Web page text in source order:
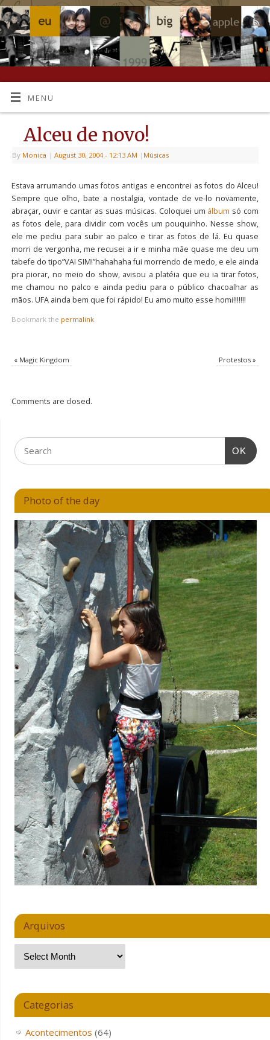
MENU
Alceu de novo!
By Monica | August 30, 2004 - 12:13 AM | Músicas
Estava arrumando umas fotos antigas e encontrei as fotos do Alceu!
Sempre que olho, bate a nostalgia, vontade de ve-lo novamente,
abraçar, ouvir e cantar as suas músicas. Coloquei um álbum só com
as fotos dele, para dividir com vocês um pouquinho. Nesse show,
ele me pediu para subir ao palco e tirar as fotos de lá. Eu quase
morri de vergonha, me recusei a ir e minha mãe quase me deu um
tabefe do tipo”VAI SIM!”hahahaha fui morrendo de medo, e ele ainda
pra piorar, no meio do show, avisou a platéia que eu ia tirar fotos,
me chamou no palco e ainda pediu para o público chacoalhar as
mãos. UFA ainda bem que foi rápido! Eu amo muito esse homi!!!!!!!
Bookmark the permalink.
«Magic Kingdom Protestos»
Comments are closed.
OK
Photo of the day
Arquivos
Categorias
Acontecimentos (64)